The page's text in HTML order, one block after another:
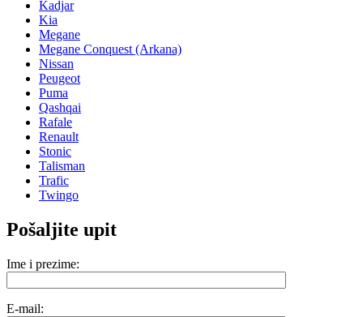
Kadjar
Kia
Megane
Megane Conquest (Arkana)
Nissan
Peugeot
Puma
Qashqai
Rafale
Renault
Stonic
Talisman
Trafic
Twingo
Pošaljite upit
Ime i prezime:
E-mail: